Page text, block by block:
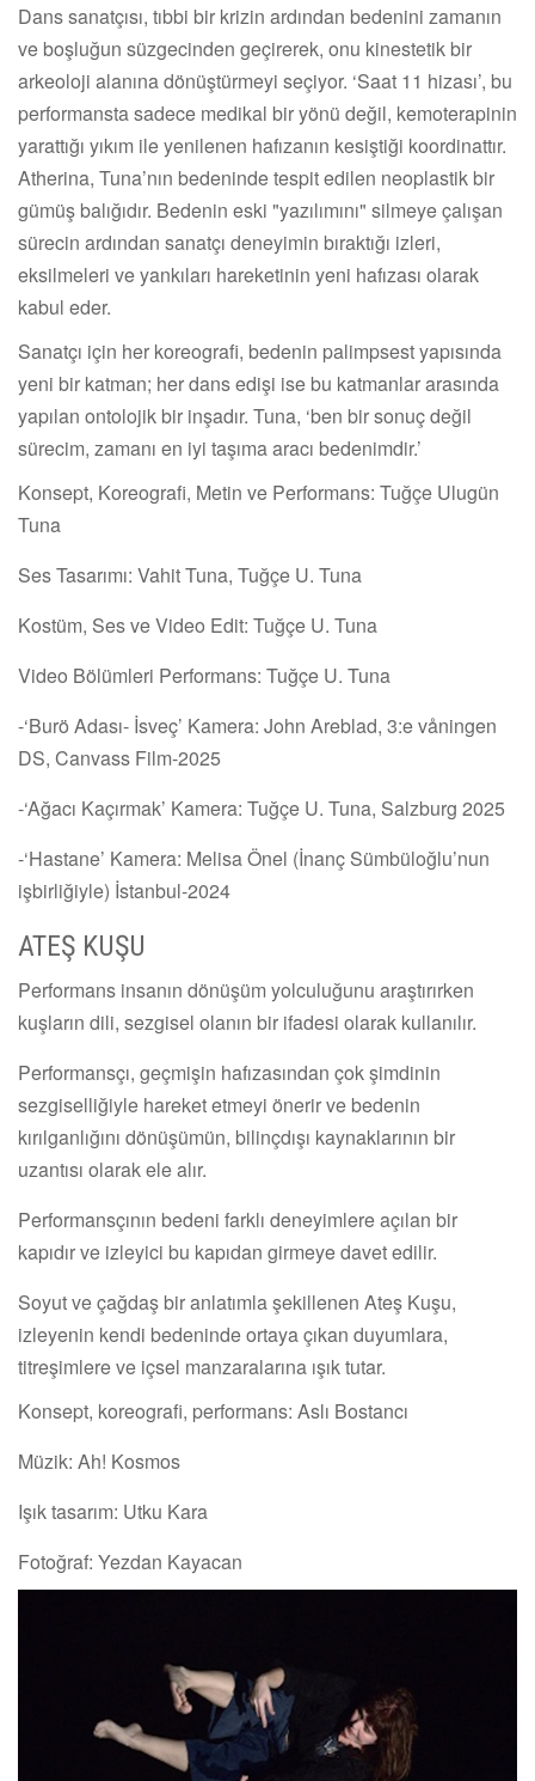
Dans sanatçısı, tıbbi bir krizin ardından bedenini zamanın
ve boşluğun süzgecinden geçirerek, onu kinestetik bir
arkeoloji alanına dönüştürmeyi seçiyor. ‘Saat 11 hizası’, bu
performansta sadece medikal bir yönü değil, kemoterapinin
yarattığı yıkım ile yenilenen hafızanın kesiştiği koordinattır.
Atherina, Tuna’nın bedeninde tespit edilen neoplastik bir
gümüş balığıdır. Bedenin eski "yazılımını" silmeye çalışan
sürecin ardından sanatçı deneyimin bıraktığı izleri,
eksilmeleri ve yankıları hareketinin yeni hafızası olarak
kabul eder.
Sanatçı için her koreografi, bedenin palimpsest yapısında
yeni bir katman; her dans edişi ise bu katmanlar arasında
yapılan ontolojik bir inşadır. Tuna, ‘ben bir sonuç değil
sürecim, zamanı en iyi taşıma aracı bedenimdir.’
Konsept, Koreografi, Metin ve Performans: Tuğçe Ulugün
Tuna
Ses Tasarımı: Vahit Tuna, Tuğçe U. Tuna
Kostüm, Ses ve Video Edit: Tuğçe U. Tuna
Video Bölümleri Performans: Tuğçe U. Tuna
-‘Burö Adası- İsveç’ Kamera: John Areblad, 3:e våningen
DS, Canvass Film-2025
-‘Ağacı Kaçırmak’ Kamera: Tuğçe U. Tuna, Salzburg 2025
-‘Hastane’ Kamera: Melisa Önel (İnanç Sümbüloğlu’nun
işbirliğiyle) İstanbul-2024
ATEŞ KUŞU
Performans insanın dönüşüm yolculuğunu araştırırken
kuşların dili, sezgisel olanın bir ifadesi olarak kullanılır.
Performansçı, geçmişin hafızasından çok şimdinin
sezgiselliğiyle hareket etmeyi önerir ve bedenin
kırılganlığını dönüşümün, bilinçdışı kaynaklarının bir
uzantısı olarak ele alır.
Performansçının bedeni farklı deneyimlere açılan bir
kapıdır ve izleyici bu kapıdan girmeye davet edilir.
Soyut ve çağdaş bir anlatımla şekillenen Ateş Kuşu,
izleyenin kendi bedeninde ortaya çıkan duyumlara,
titreşimlere ve içsel manzaralarına ışık tutar.
Konsept, koreografi, performans: Aslı Bostancı
Müzik: Ah! Kosmos
Işık tasarım: Utku Kara
Fotoğraf: Yezdan Kayacan